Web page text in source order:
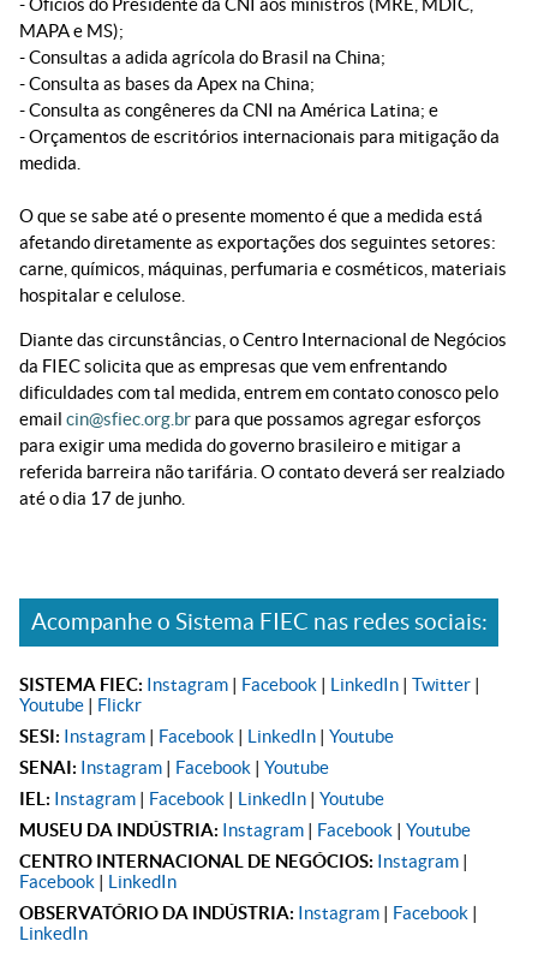
- Ofícios do Presidente da CNI aos ministros (MRE, MDIC,
MAPA e MS);
- Consultas a adida agrícola do Brasil na China;
- Consulta as bases da Apex na China;
- Consulta as congêneres da CNI na América Latina; e
- Orçamentos de escritórios internacionais para mitigação da
medida.
O que se sabe até o presente momento é que a medida está
afetando diretamente as exportações dos seguintes setores:
carne, químicos, máquinas, perfumaria e cosméticos, materiais
hospitalar e celulose.
Diante das circunstâncias, o Centro Internacional de Negócios
da FIEC solicita que as empresas que vem enfrentando
dificuldades com tal medida, entrem em contato conosco pelo
email cin@sfiec.org.br para que possamos agregar esforços
para exigir uma medida do governo brasileiro e mitigar a
referida barreira não tarifária. O contato deverá ser realziado
até o dia 17 de junho.
Acompanhe o Sistema FIEC nas redes sociais:
SISTEMA FIEC: Instagram | Facebook | LinkedIn | Twitter |
Youtube | Flickr
SESI: Instagram | Facebook | LinkedIn | Youtube
SENAI: Instagram | Facebook | Youtube
IEL: Instagram | Facebook | LinkedIn | Youtube
MUSEU DA INDÚSTRIA: Instagram | Facebook | Youtube
CENTRO INTERNACIONAL DE NEGÓCIOS: Instagram |
Facebook | LinkedIn
OBSERVATÓRIO DA INDÚSTRIA: Instagram | Facebook |
LinkedIn